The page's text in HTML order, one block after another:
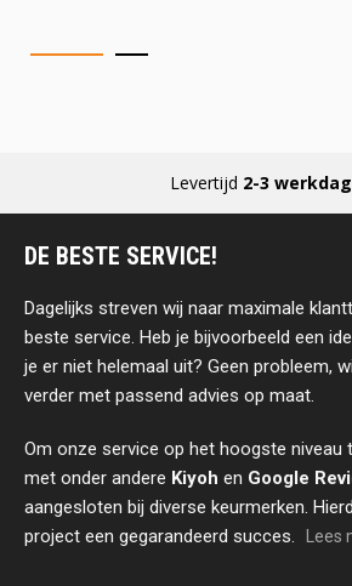
Levertijd 2-3
DE BESTE SERVICE!
Dagelijks streven wij naar maximale
beste service. Heb je bijvoorbeeld een
je er niet helemaal uit? Geen probleem,
verder met passend advies op maat.
Om onze service op het hoogste niveau
met onder andere Kiyoh en Google
aangesloten bij diverse keurmerken.
project een gegarandeerd succes.
Lees